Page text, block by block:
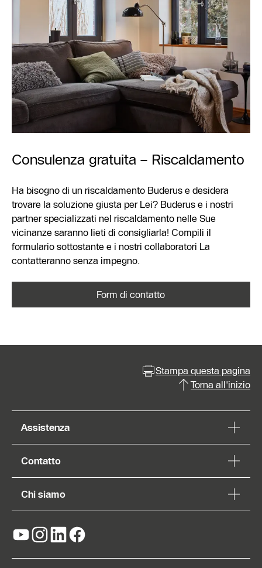
Consulenza gratuita – Riscaldamento
Ha bisogno di un riscaldamento Buderus e desidera
trovare la soluzione giusta per Lei? Buderus e i nostri
partner specializzati nel riscaldamento nelle Sue
vicinanze saranno lieti di consigliarla! Compili il
formulario sottostante e i nostri collaboratori La
contatteranno senza impegno.
Form di contatto
Stampa questa pagina
Torna all'inizio
Assistenza
Contatto
Chi siamo